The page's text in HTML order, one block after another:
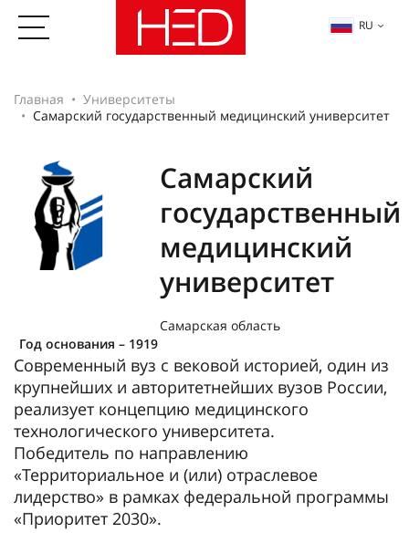
RU
Главная
Университеты
Самарский государственный медицинский университет
Самарский
государственный
медицинский
университет
Самарская область
Год основания – 1919
Современный вуз с вековой историей, один из
крупнейших и авторитетнейших вузов России,
реализует концепцию медицинского
технологического университета.
Победитель по направлению
«Территориальное и (или) отраслевое
лидерство» в рамках федеральной программы
«Приоритет 2030».